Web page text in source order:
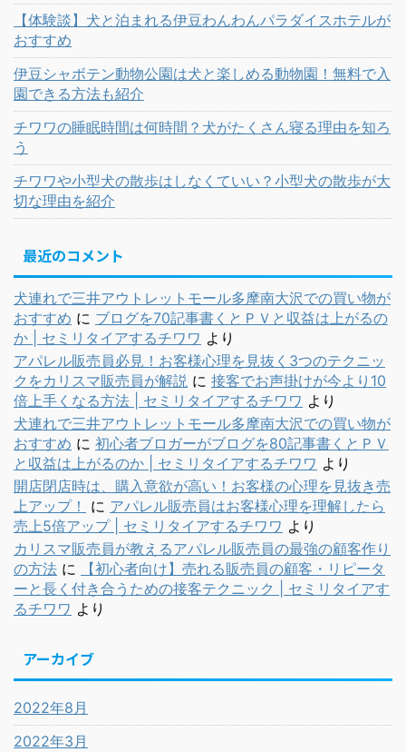
【体験談】犬と泊まれる伊豆わんわんパラダイスホテルが
おすすめ
伊豆シャボテン動物公園は犬と楽しめる動物園！無料で入
園できる方法も紹介
チワワの睡眠時間は何時間？犬がたくさん寝る理由を知ろ
う
チワワや小型犬の散歩はしなくていい？小型犬の散歩が大
切な理由を紹介
最近のコメント
犬連れで三井アウトレットモール多摩南大沢での買い物が
おすすめ に ブログを70記事書くとＰＶと収益は上がるの
か | セミリタイアするチワワ より
アパレル販売員必見！お客様心理を見抜く3つのテクニッ
クをカリスマ販売員が解説 に 接客でお声掛けが今より10
倍上手くなる方法 | セミリタイアするチワワ より
犬連れで三井アウトレットモール多摩南大沢での買い物が
おすすめ に 初心者ブロガーがブログを80記事書くとＰＶ
と収益は上がるのか | セミリタイアするチワワ より
開店閉店時は、購入意欲が高い！お客様の心理を見抜き売
上アップ！
に アパレル販売員はお客様心理を理解したら
売上5倍アップ | セミリタイアするチワワ より
カリスマ販売員が教えるアパレル販売員の最強の顧客作り
の方法 に
【初心者向け】売れる販売員の顧客・リピータ
ーと長く付き合うための接客テクニック | セミリタイアす
るチワワ より
アーカイブ
2022年8月
2022年3月